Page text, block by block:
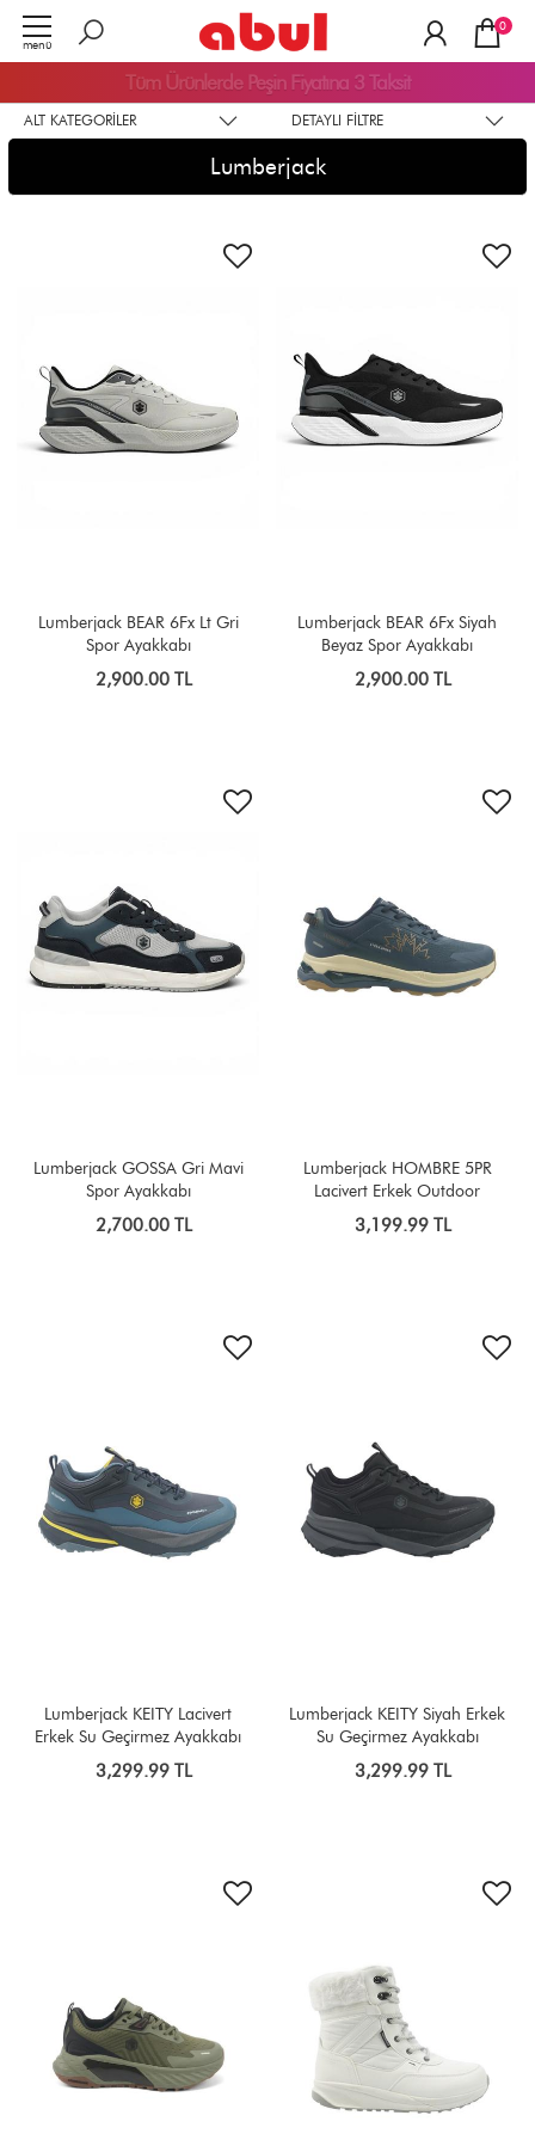
menü
0
Tüm Ürünlerde Peşin Fiyatına 3 Taksit
ALT KATEGORILER DETAYLI FILTRE
Lumberjack
Lumberjack BEAR 6Fx Lt Gri
Spor Ayakkabı
2,900.00 TL
Lumberjack BEAR 6Fx Siyah
Beyaz Spor Ayakkabı
2,900.00 TL
Lumberjack GOSSA Gri Mavi
Spor Ayakkabı
2,700.00 TL
Lumberjack HOMBRE 5PR
Lacivert Erkek Outdoor
3,199.99 TL
Lumberjack KEITY Lacivert
Erkek Su Geçirmez Ayakkabı
3,299.99 TL
Lumberjack KEITY Siyah Erkek
Su Geçirmez Ayakkabı
3,299.99 TL